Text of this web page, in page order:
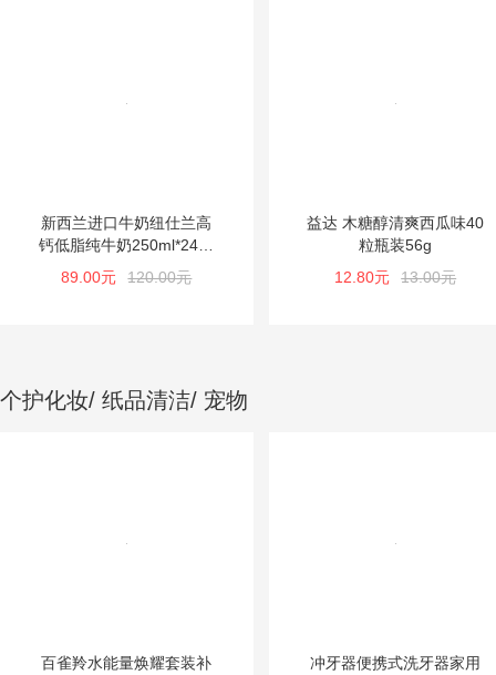
新西兰进口牛奶纽仕兰高
钙低脂纯牛奶250ml*24盒
*1箱
89.00元 120.00元
益达 木糖醇清爽西瓜味40
粒瓶装56g
12.80元
13.00元
个护化妆/ 纸品清洁/ 宠物
百雀羚水能量焕耀套装补
冲牙器便携式洗牙器家用